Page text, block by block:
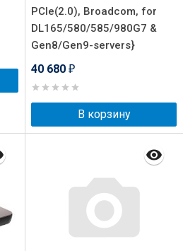
PCIe(2.0), Broadcom, for
DL165/580/585/980G7 &
Gen8/Gen9-servers}
40 680 ₽
В корзину